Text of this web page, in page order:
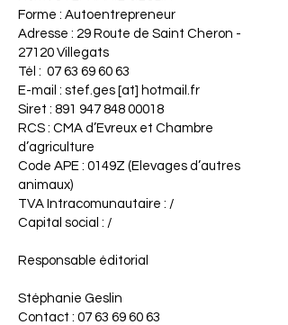
Forme : Autoentrepreneur
Adresse : 29 Route de Saint Cheron -
27120 Villegats
Tél : 07 63 69 60 63
E-mail : stef.ges [at] hotmail.fr
Siret : 891 947 848 00018
RCS : CMA d’Evreux et Chambre
d’agriculture
Code APE : 0149Z (Elevages d’autres
animaux)
TVA Intracomunautaire : /
Capital social : /
Responsable éditorial
Stéphanie Geslin
Contact : 07 63 69 60 63